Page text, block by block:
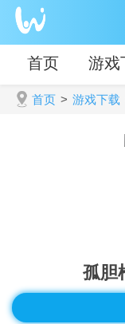
首页 游戏
首页 > 游戏下载
孤胆